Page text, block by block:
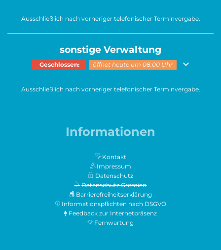
Ausschließlich nach vorheriger telefonischer Terminvergabe.
sonstige Verwaltung
Klicken, um weitere Öffnungs- oder Schließzeiten auszublenden
Geschlossen: öffnet heute um 08:00 Uhr
Ausschließlich nach vorheriger telefonischer Terminvergabe.
Informationen
Kontakt
Impressum
Datenschutz
Datenschutz Gremien
Barrierefreiheitserklärung
Informationspflichten nach DSGVO
Feedback zur Internetpräsenz
Fernwartung